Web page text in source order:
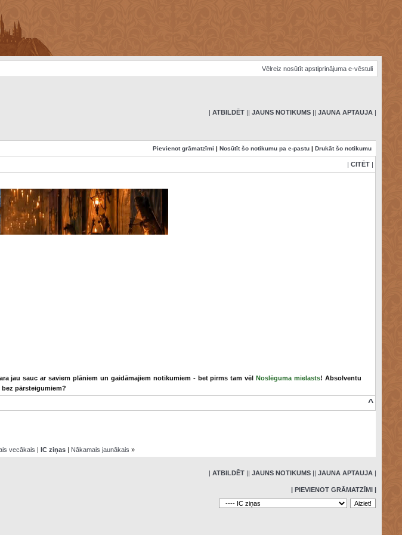
Vēlreiz nosūtīt apstiprinājuma e-vēstuli
| ATBILDĒT|| JAUNS NOTIKUMS|| JAUNA APTAUJA|
Pievienot grāmatzīmi | Nosūtīt šo notikumu pa e-pastu| Drukāt šo notikumu
| CITĒT|
jau sauc ar saviem plāniem un gaidāmajiem notikumiem - bet pirms tam vēlNoslēguma mielasts! Absolventu
pārsteigumiem?
^
vecākais |IC ziņas | Nākamais jaunākais »
| ATBILDĒT|| JAUNS NOTIKUMS|| JAUNA APTAUJA|
| PIEVIENOT GRĀMATZĪMI |